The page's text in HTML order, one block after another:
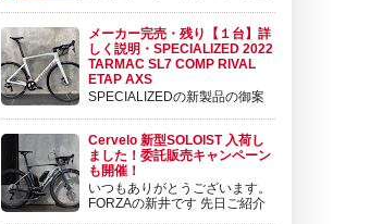
SPECIALIZED TARMAC SL7 詳細の情報を御
案内させて頂きます。 目次 １ ラインナップ
と価格 ２ ...
メーカー完売・残り【１台】詳
しく説明・SPECIALIZED 2022
TARMAC SL7 COMP RIVAL
ETAP AXS
SPECIALIZEDの新製品の御案
￥517,000 (税込) こんにちは。 FORZAの東
です。 SRAM から、 廉価版のeTAPコンポー
ネンツ RIVAL ...
Cervelo 新型SOLOIST 入荷し
ました！委託販売キャンペーン
も開催！
いつもありがとうございます。
FORZAの新井です 先日ご紹介